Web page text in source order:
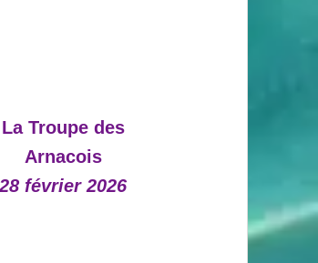
La Troupe des
Arnacois
28 février 2026